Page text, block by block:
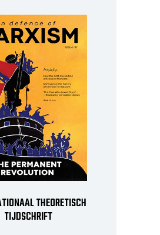
THEORETISCH
TIJDSCHRIFT